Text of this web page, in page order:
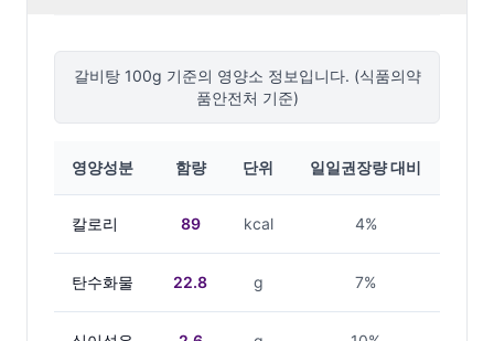
갈비탕100g 기준의 영양소 정보입니다. (식품의약
품안전처 기준)
영양성분 함량 단위 일일권장량 대비
칼로리 89 kcal 4%
탄수화물 22.8 g 7%